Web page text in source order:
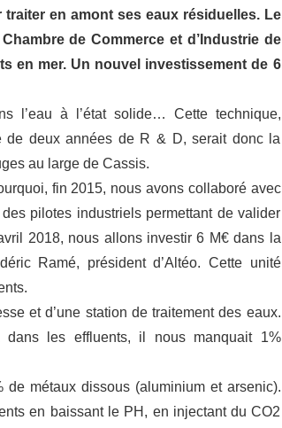
en amont ses eaux résiduelles. Le
de Commerce et d’Industrie de
en mer. Un nouvel investissement de 6
l’eau à l’état solide… Cette technique,
de deux années de R & D, serait donc la
au large de Cassis.
fin 2015, nous avons collaboré avec
pilotes industriels permettant de valider
2018, nous allons investir 6 M€ dans la
Ramé, président d’Altéo. Cette unité
et d’une station de traitement des eaux.
les effluents, il nous manquait 1%
métaux dissous (aluminium et arsenic).
en baissant le PH, en injectant du CO2